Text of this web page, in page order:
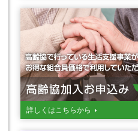
詳しくはこちらから